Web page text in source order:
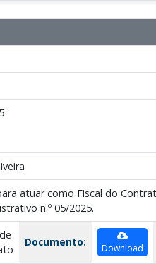
atuar como Fiscal do
n.º 05/2025.
Documento: Download